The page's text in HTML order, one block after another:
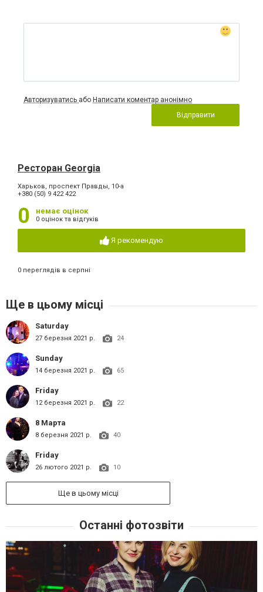
Авторизуватись або Написати коментар анонімно
Відправити
Ресторан Georgia
Харьков, проспект Правды, 10-а
+380 (50) 9 422 422
0 немає оцінок
0 оцінок та відгуків
Я рекомендую
0 переглядів в серпні
Ще в цьому місці
Saturday
27 березня 2021 р. 24
Sunday
14 березня 2021 р. 65
Friday
12 березня 2021 р. 22
8 Марта
8 березня 2021 р. 40
Friday
26 лютого 2021 р. 10
Ще в цьому місці
Останні фотозвіти